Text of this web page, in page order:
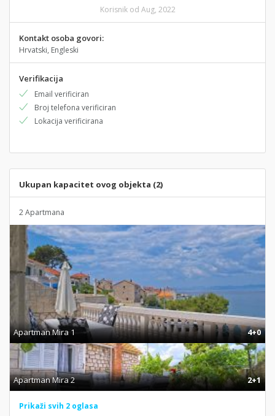
Korisnik od Aug, 2022
Kontakt osoba govori:
Hrvatski, Engleski
Verifikacija
Email verificiran
Broj telefona verificiran
Lokacija verificirana
Ukupan kapacitet ovog objekta (2)
2 Apartmana
Apartman Mira 1 4+0
Apartman Mira 2 2+1
Prikaži svih 2 oglasa